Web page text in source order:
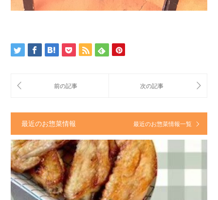
最近のお惣菜情報 最近のお惣菜情報一覧